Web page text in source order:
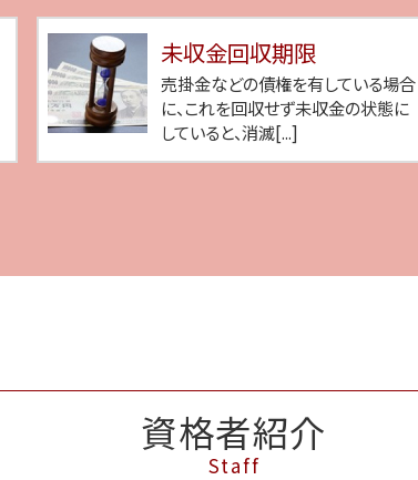
未収金回収期限
売掛金などの債権を有している場合
に、これを回収せず未収金の状態に
していると、消滅[...]
資格者紹介
Staff